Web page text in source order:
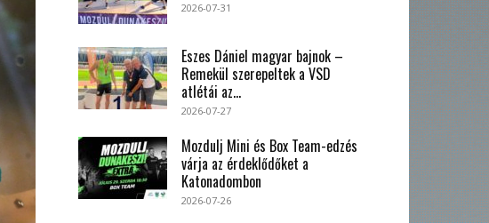
2026-07-31
Eszes Dániel magyar bajnok –
Remekül szerepeltek a VSD
atlétái az...
2026-07-27
Mozdulj Mini és Box Team-edzés
várja az érdeklődőket a
Katonadombon
2026-07-26